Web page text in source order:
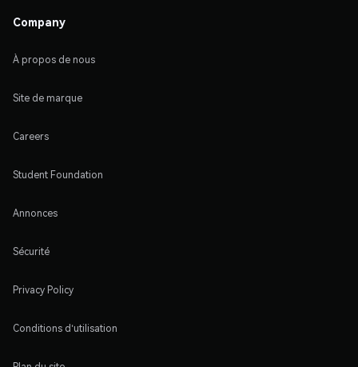
Company
À propos de nous
Site de marque
Careers
Student Foundation
Annonces
Sécurité
Privacy Policy
Conditions d'utilisation